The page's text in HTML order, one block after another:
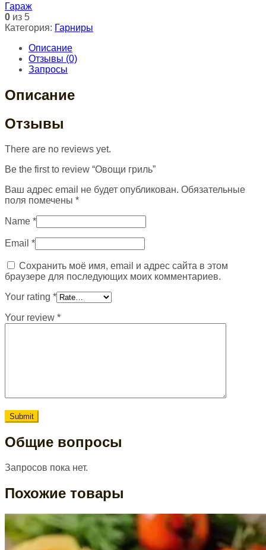
Гараж
0 из 5
Категория: Гарниры
Описание
Отзывы (0)
Запросы
Описание
Отзывы
There are no reviews yet.
Be the first to review “Овощи гриль”
Ваш адрес email не будет опубликован. Обязательные
поля помечены *
Name *
Email *
Сохранить моё имя, email и адрес сайта в этом
браузере для последующих моих комментариев.
Your rating *
Your review *
Общие вопросы
Запросов пока нет.
Похожие товары